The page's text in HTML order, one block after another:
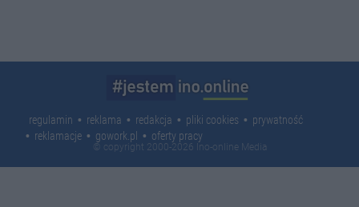
regulamin reklama redakcja pliki cookies
prywatność
reklamacje
gowork.pl oferty pracy
© copyright 2000-2026 Ino-online Media